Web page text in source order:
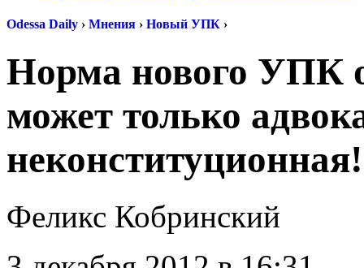
Норма нового УПК
может только
неконституционная!
Феликс Кобринский